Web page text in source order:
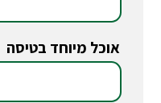
אוכל מיוחד בטיסה